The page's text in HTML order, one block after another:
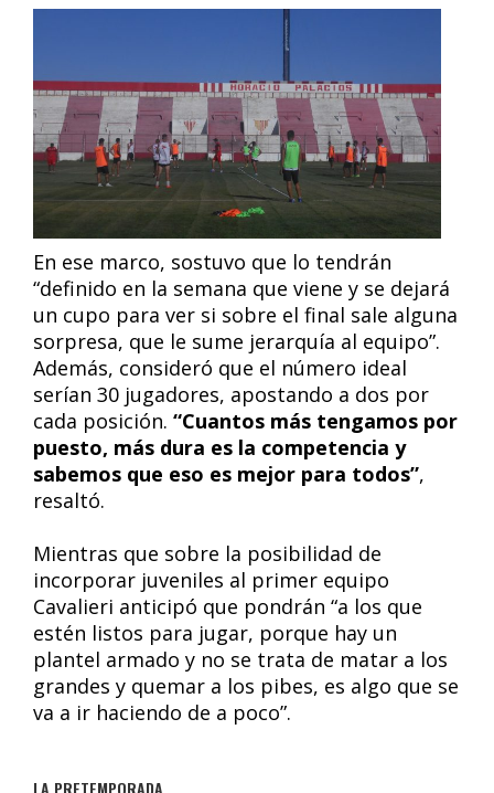
En ese marco, sostuvo que lo tendrán
“definido en la semana que viene y se dejará
un cupo para ver si sobre el final sale alguna
sorpresa, que le sume jerarquía al equipo”.
Además, consideró que el número ideal
serían 30 jugadores, apostando a dos por
cada posición. “Cuantos más tengamos por
puesto, más dura es la competencia y
sabemos que eso es mejor para todos”,
resaltó.
Mientras que sobre la posibilidad de
incorporar juveniles al primer equipo
Cavalieri anticipó que pondrán “a los que
estén listos para jugar, porque hay un
plantel armado y no se trata de matar a los
grandes y quemar a los pibes, es algo que se
va a ir haciendo de a poco”.
LA PRETEMPORADA